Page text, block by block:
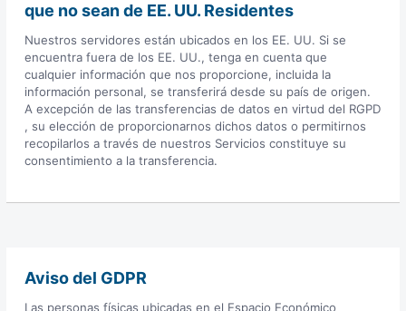
que no sean de EE. UU. Residentes
Nuestros servidores están ubicados en los EE. UU. Si se
encuentra fuera de los EE. UU., tenga en cuenta que
cualquier información que nos proporcione, incluida la
información personal, se transferirá desde su país de origen.
A excepción de las transferencias de datos en virtud del RGPD
, su elección de proporcionarnos dichos datos o permitirnos
recopilarlos a través de nuestros Servicios constituye su
consentimiento a la transferencia.
Aviso del GDPR
Las personas físicas ubicadas en el Espacio Económico